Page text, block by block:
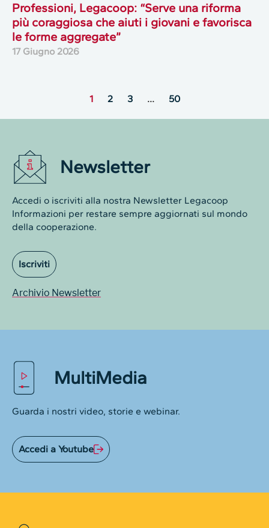
Professioni, Legacoop: “Serve una riforma
più coraggiosa che aiuti i giovani e favorisca
le forme aggregate”
17 Giugno 2026
1 2 3 … 50
Newsletter
Accedi o iscriviti alla nostra Newsletter Legacoop
Informazioni per restare sempre aggiornati sul mondo
della cooperazione.
Iscriviti
Archivio Newsletter
MultiMedia
Guarda i nostri video, storie e webinar.
Accedi a Youtube